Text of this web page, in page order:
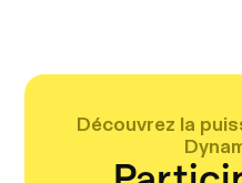
Découvrez la